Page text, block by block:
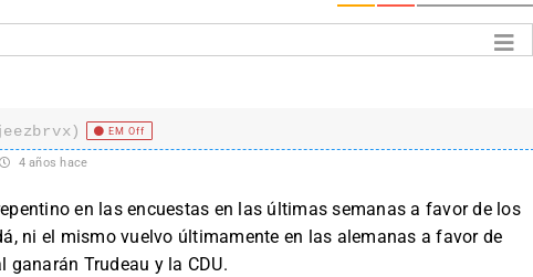
EM Off
4 años hace
en las encuestas en las últimas semanas a favor de los
ni el mismo vuelvo últimamente en las alemanas a favor de
ganarán Trudeau y la CDU.